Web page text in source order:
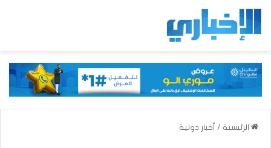
الرئيسية / أخبار دولية